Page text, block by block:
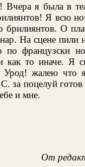
Вчера я была в
Я всю
брилиянтов. О
На сцене пили
по французски
как то иначе. Я
Урод! жалею
С. за поцелуй
и мне.
От